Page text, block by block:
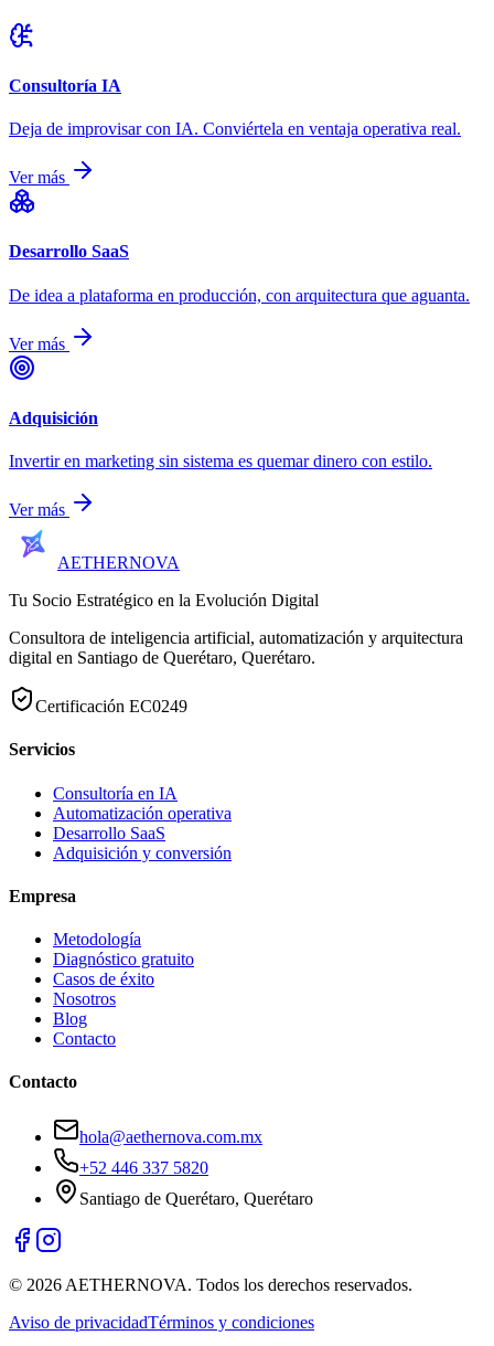
Consultoría IA
Deja de improvisar con IA. Conviértela en ventaja operativa real.
Ver más
Desarrollo SaaS
De idea a plataforma en producción, con arquitectura que aguanta.
Ver más
Adquisición
Invertir en marketing sin sistema es quemar dinero con estilo.
Ver más
AETHERNOVA
Tu Socio Estratégico en la Evolución Digital
Consultora de inteligencia artificial, automatización y arquitectura
digital en Santiago de Querétaro, Querétaro.
Certificación EC0249
Servicios
Consultoría en IA
Automatización operativa
Desarrollo SaaS
Adquisición y conversión
Empresa
Metodología
Diagnóstico gratuito
Casos de éxito
Nosotros
Blog
Contacto
Contacto
hola@aethernova.com.mx
+52 446 337 5820
Santiago de Querétaro, Querétaro
© 2026 AETHERNOVA. Todos los derechos reservados.
Aviso de privacidadTérminos y condiciones